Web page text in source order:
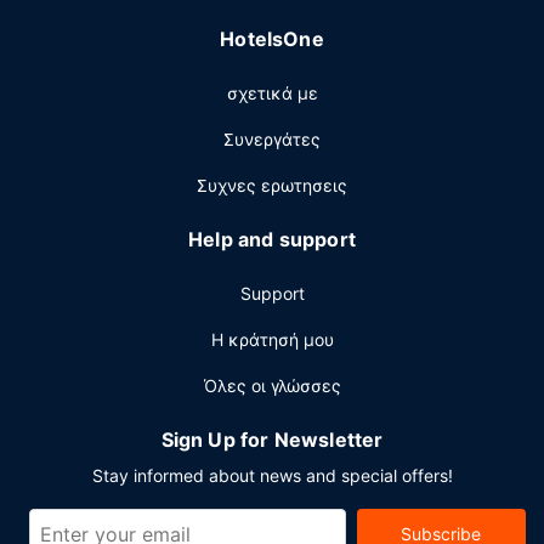
αυτόματος πωλητής. Στους χώρους μας θα βρείτε
HotelsOne
σχετικά με
Συνεργάτες
Συχνες ερωτησεις
Help and support
Support
Η κράτησή μου
Όλες οι γλώσσες
Sign Up for Newsletter
Stay informed about news and special offers!
Subscribe